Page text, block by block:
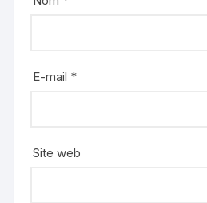
E-mail *
Site web